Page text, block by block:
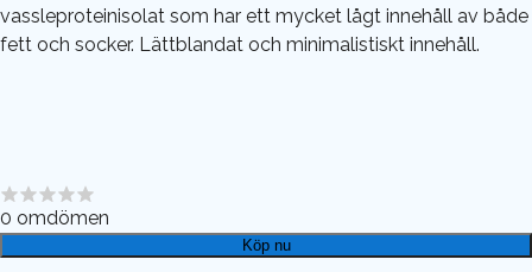
vassleproteinisolat som har ett mycket lågt innehåll av både
fett och socker. Lättblandat och minimalistiskt innehåll.
0 omdömen
Köp nu